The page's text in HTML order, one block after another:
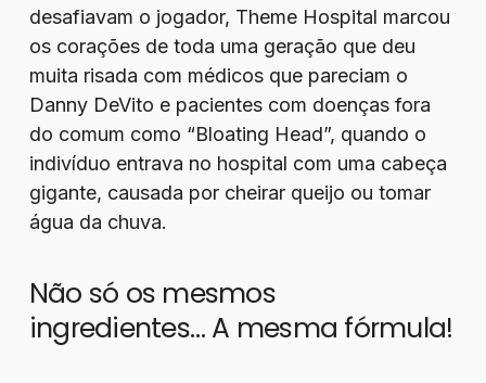
desafiavam o jogador, Theme Hospital marcou
os corações de toda uma geração que deu
muita risada com médicos que pareciam o
Danny DeVito e pacientes com doenças fora
do comum como “Bloating Head”, quando o
indivíduo entrava no hospital com uma cabeça
gigante, causada por cheirar queijo ou tomar
água da chuva.
Não só os mesmos
ingredientes… A mesma fórmula!